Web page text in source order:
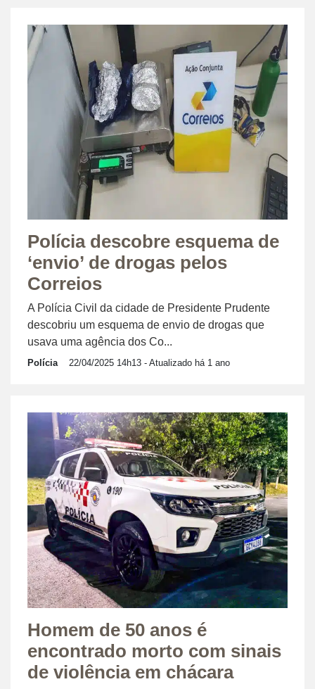
Polícia descobre esquema de
‘envio’ de drogas pelos
Correios
A Polícia Civil da cidade de Presidente Prudente
descobriu um esquema de envio de drogas que
usava uma agência dos Co...
Polícia 22/04/2025 14h13 - Atualizado há 1 ano
Homem de 50 anos é
encontrado morto com sinais
de violência em chácara